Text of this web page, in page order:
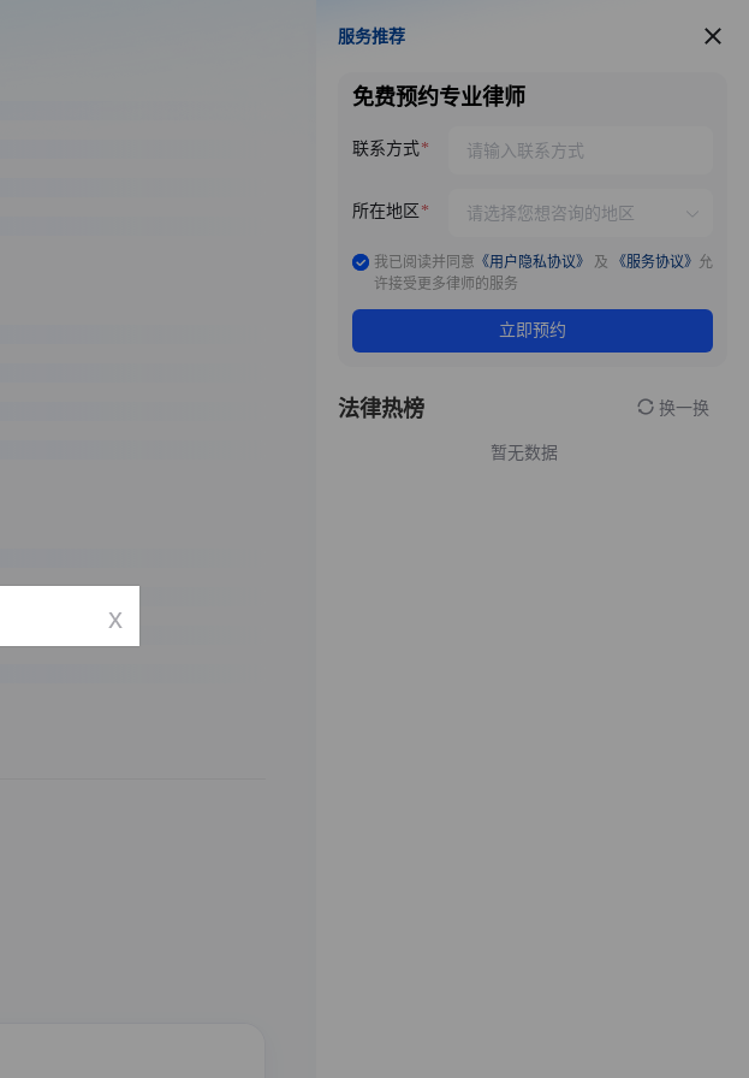
服务推荐
服务推荐
免费预约专业律师
联系方式
所在地区
我已阅读并同意 《用户隐私协议》 及 《服务协议》 允
许接受更多律师的服务
立即预约
法律热榜 换一换
暂无数据
x